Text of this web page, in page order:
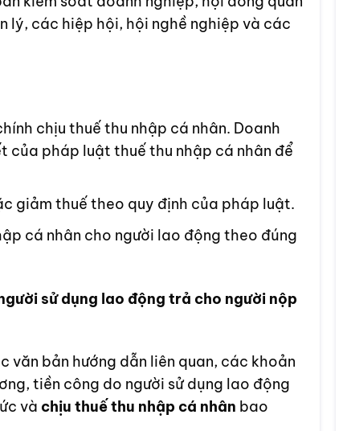
lý, các hiệp hội, hội nghề nghiệp và các
chịu thuế thu nhập cá nhân. Doanh
của pháp luật thuế thu nhập cá nhân để
giảm thuế theo quy định của pháp luật.
cá nhân cho người lao động theo đúng
sử dụng lao động trả cho người nộp
văn bản hướng dẫn liên quan, các khoản
tiền công do người sử dụng lao động
và chịu thuế thu nhập cá nhân bao